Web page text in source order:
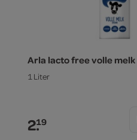
Arla lacto free volle melk
1 Liter
2.19